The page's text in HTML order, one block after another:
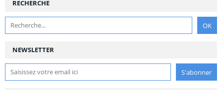
NEWSLETTER
RECHERCHE